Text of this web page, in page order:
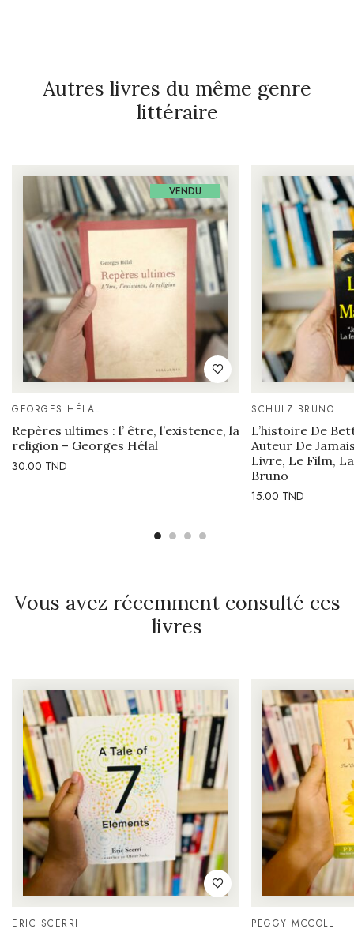
Autres livres du même genre
littéraire
VENDU
GEORGES HÉLAL
Repères ultimes : l’ être, l’existence, la
religion – Georges Hélal
30.00 TND
SCHULZ BRUNO
L’histoire De
Auteur De
Livre, Le Film,
Bruno
15.00 TND
Vous avez récemment consulté ces
livres
ERIC SCERRI PEGGY MCCOLL